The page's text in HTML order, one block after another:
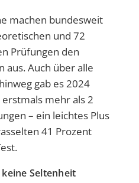
machen bundesweit
und 72
Prüfungen den
aus. Auch über alle
gab es 2024
mehr als 2
– ein leichtes Plus
41 Prozent
Seltenheit